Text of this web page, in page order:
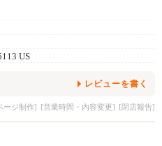
US
レビューを書く
ージ制作] [営業時間・内容変更] [閉店報告]